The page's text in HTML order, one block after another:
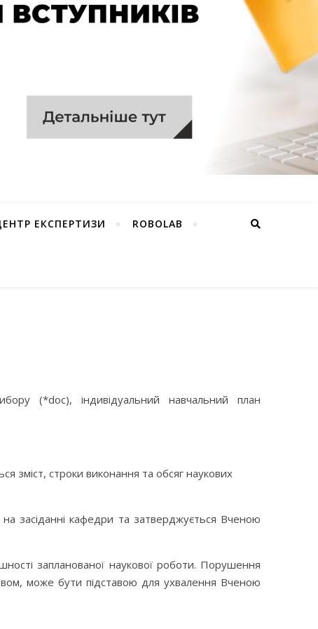
ЕКСПЕРТИЗИ ROBOLAB
(*doc), індивідуальний навчальний план
зміст, строки виконання та обсяг наукових
на засіданні кафедри та затверджується Вченою
запланованої наукової роботи. Порушення
може бути підставою для ухвалення Вченою